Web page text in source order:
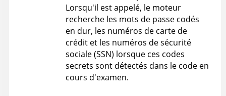
Lorsqu'il est appelé, le moteur
recherche les mots de passe codés
en dur, les numéros de carte de
crédit et les numéros de sécurité
sociale (SSN) lorsque ces codes
secrets sont détectés dans le code en
cours d'examen.